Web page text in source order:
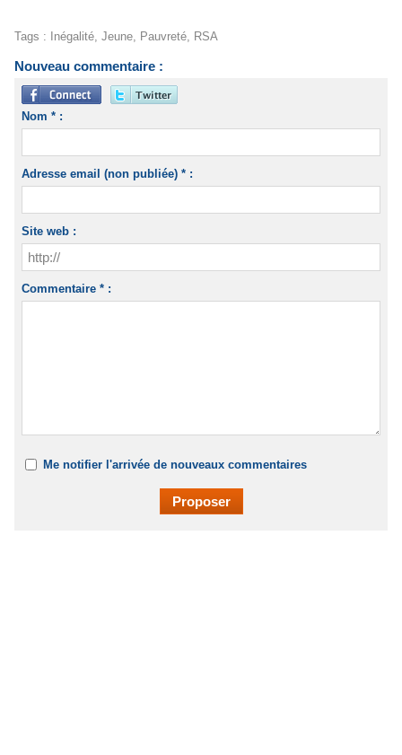
Tags : Inégalité, Jeune, Pauvreté, RSA
Nouveau commentaire :
Nom * :
Adresse email (non publiée) * :
Site web :
Commentaire * :
Me notifier l'arrivée de nouveaux commentaires